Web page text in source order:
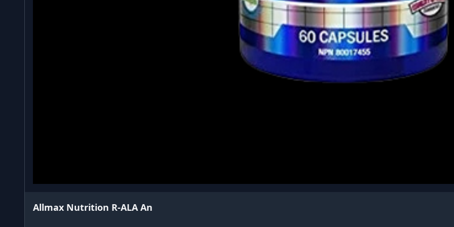
Allmax Nutrition R-ALA An